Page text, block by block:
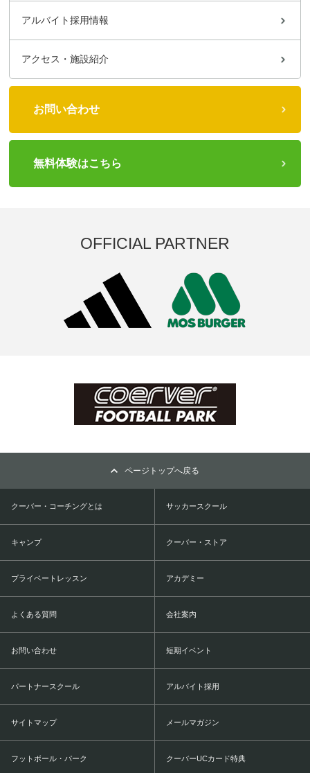
アルバイト採用情報
アクセス・施設紹介
お問い合わせ
無料体験はこちら
OFFICIAL PARTNER
ページトップへ戻る
クーバー・コーチングとは サッカースクール
キャンプ クーバー・ストア
プライベートレッスン アカデミー
よくある質問 会社案内
お問い合わせ 短期イベント
パートナースクール アルバイト採用
サイトマップ メールマガジン
フットボール・パーク クーバーUCカード特典